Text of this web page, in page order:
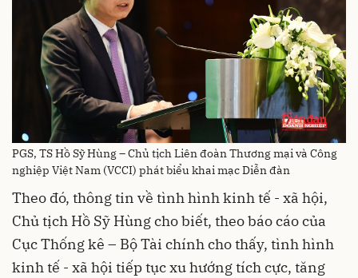
PGS, TS Hồ Sỹ Hùng – Chủ tịch Liên đoàn Thương mại và Công
nghiệp Việt Nam (VCCI) phát biểu khai mạc Diễn đàn
Theo đó, thông tin về tình hình kinh tế - xã hội,
Chủ tịch Hồ Sỹ Hùng cho biết, theo báo cáo của
Cục Thống kê – Bộ Tài chính cho thấy, tình hình
kinh tế - xã hội tiếp tục xu hướng tích cực, tăng